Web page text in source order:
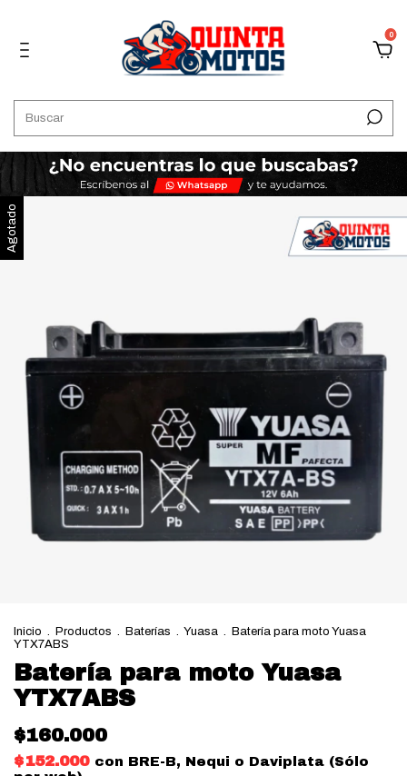
0
Agotado
Inicio . Productos . Baterías . Yuasa .
Batería para moto Yuasa
YTX7ABS
Batería para moto Yuasa
YTX7ABS
$160.000
$152.000 con BRE-B, Nequi o Daviplata (Sólo